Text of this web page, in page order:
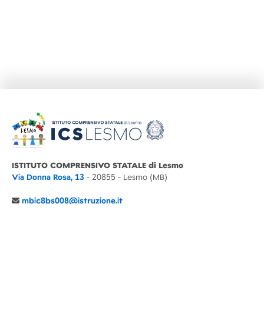
ISTITUTO COMPRENSIVO STATALE di Lesmo
Via Donna Rosa, 13 - 20855 - Lesmo (MB)
mbic8bs008@istruzione.it